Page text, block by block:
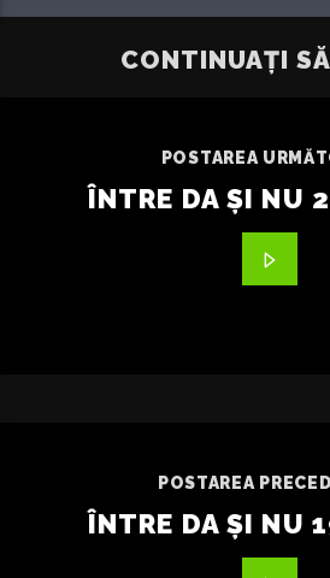
CONTINUAȚI
POSTAREA
ÎNTRE DA ŞI NU
POSTAREA
ÎNTRE DA ȘI NU